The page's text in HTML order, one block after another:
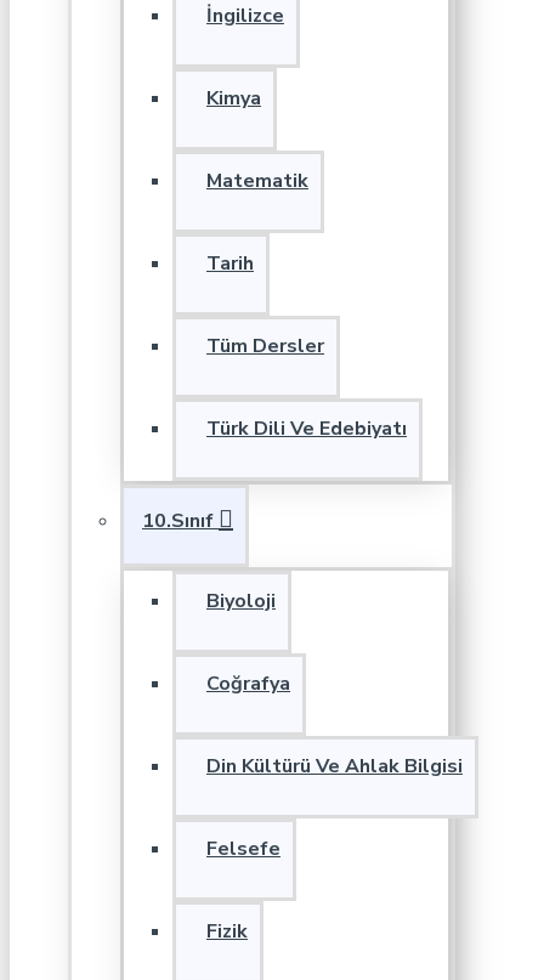
İngilizce
Kimya
Matematik
Tarih
Tüm Dersler
Türk Dili Ve Edebiyatı
10.Sınıf
Biyoloji
Coğrafya
Din Kültürü Ve Ahlak Bilgisi
Felsefe
Fizik